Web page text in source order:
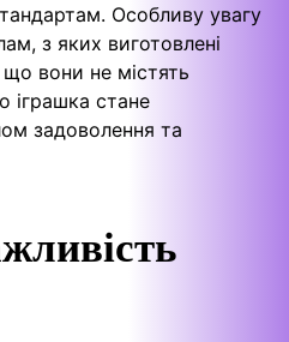
Особливу увагу
з яких виготовлені
вони не містять
іграшка стане
задоволення та